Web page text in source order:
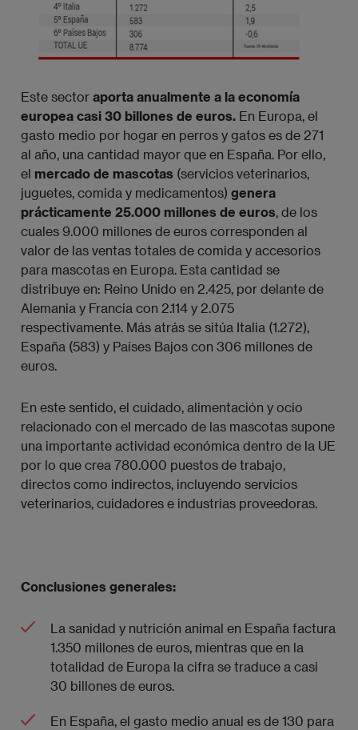
Este sector aporta anualmente a la economía
europea casi 30 billones de euros. En Europa, el
gasto medio por hogar en perros y gatos es de 271 
al año, una cantidad mayor que en España. Por ello,
el mercado de mascotas (servicios veterinarios,
juguetes, comida y medicamentos) genera
prácticamente 25.000 millones de euros , de los
cuales 9.000 millones de euros corresponden al
valor de las ventas totales de comida y accesorios
para mascotas en Europa. Esta cantidad se
distribuye en: Reino Unido en 2.425, por delante de
Alemania y Francia con 2.114 y 2.075
respectivamente. Más atrás se sitúa Italia (1.272),
España (583) y Países Bajos con 306 millones de
euros.
En este sentido, el cuidado, alimentación y ocio
relacionado con el mercado de las mascotas supone
una importante actividad económica dentro de la UE
por lo que crea 780.000 puestos de trabajo,
directos como indirectos, incluyendo servicios
veterinarios, cuidadores e industrias proveedoras.
Conclusiones generales:
La sanidad y nutrición animal en España factura
1.350 millones de euros, mientras que en la
totalidad de Europa la cifra se traduce a casi
30 billones de euros.
En España, el gasto medio anual es de 130 para